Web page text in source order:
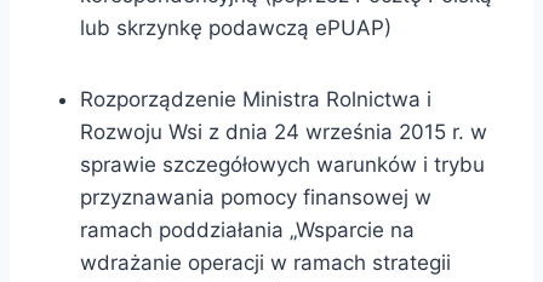
lub skrzynkę podawczą ePUAP)
Rozporządzenie Ministra Rolnictwa i
Rozwoju Wsi z dnia 24 września 2015 r. w
sprawie szczegółowych warunków i trybu
przyznawania pomocy finansowej w
ramach poddziałania „Wsparcie na
wdrażanie operacji w ramach strategii